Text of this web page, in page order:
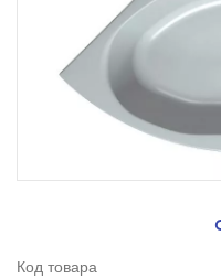
Код товара